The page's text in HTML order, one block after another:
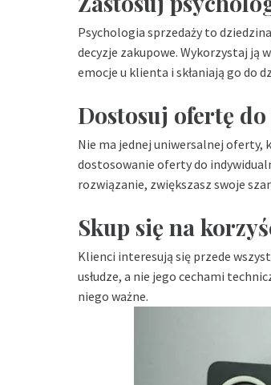
Psychologia sprzedaży to
decyzje zakupowe. Wykorzystaj ją
emocje u klienta i skłaniają go do
Dostosuj ofertę
Nie ma jednej uniwersalnej oferty,
dostosowanie oferty do
rozwiązanie, zwiększasz swoje
Skup się na
Klienci interesują się przede
usłudze, a nie jego cechami
niego ważne.